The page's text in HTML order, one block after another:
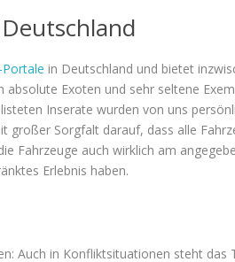
in Deutschland und bietet
Exoten und sehr seltene
Inserate wurden von uns
großer Sorgfalt darauf, dass alle
Fahrzeuge auch wirklich am
Erlebnis haben.
Auch in Konfliktsituationen steht das